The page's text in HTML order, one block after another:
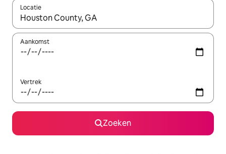
Locatie
Wanneer er suggesties beschikbaar zijn, maak je een keuze
Aankomst
Vertrek
Zoeken